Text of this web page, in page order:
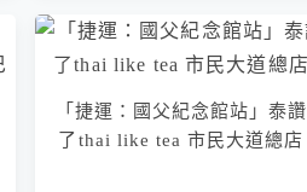
「捷運：國父紀念館站」泰讚
了thai like tea 市民大道總店